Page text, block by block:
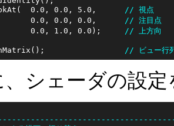
0.0, 0.0, 5.0,
// 視点
0.0, 0.0, 0.0,
// 注目点
0.0, 1.0, 0.0);
// 上方向
// ビュー行
、シェーダの設